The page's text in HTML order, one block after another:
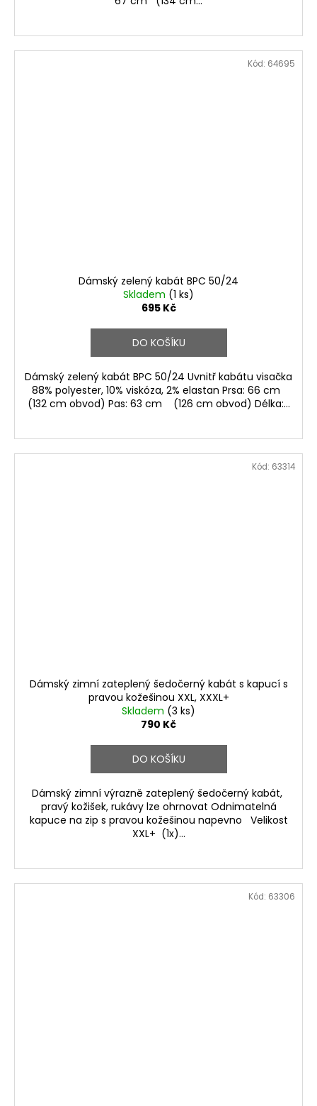
Dámský zelený kabát BPC 50/24
Skladem (1 ks)
695 Kč
DO KOŠÍKU
Dámský zelený kabát BPC 50/24 Uvnitř kabátu visačka
88% polyester, 10% viskóza, 2% elastan Prsa: 66 cm
(132 cm obvod) Pas: 63 cm (126 cm obvod) Délka:...
Kód: 64695
Dámský zimní zateplený šedočerný kabát s kapucí s
pravou kožešinou XXL, XXXL+
Skladem (3 ks)
790 Kč
DO KOŠÍKU
Dámský zimní výrazně zateplený šedočerný kabát,
pravý kožišek, rukávy lze ohrnovat Odnimatelná
kapuce na zip s pravou kožešinou napevno Velikost
XXL+ (1x)...
Kód: 63314
Kód: 63306